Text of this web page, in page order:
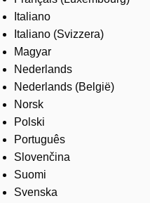
Italiano
Italiano (Svizzera)
Magyar
Nederlands
Nederlands (België)
Norsk
Polski
Português
Slovenčina
Suomi
Svenska